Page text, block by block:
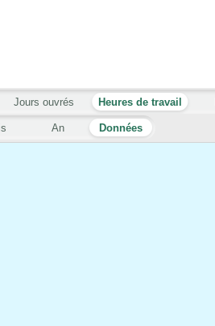
An Données
Jours ouvrés Heures de travail